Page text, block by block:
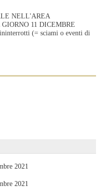
NELL'AREA
11 DICEMBRE
(= sciami o eventi di
2021
2021